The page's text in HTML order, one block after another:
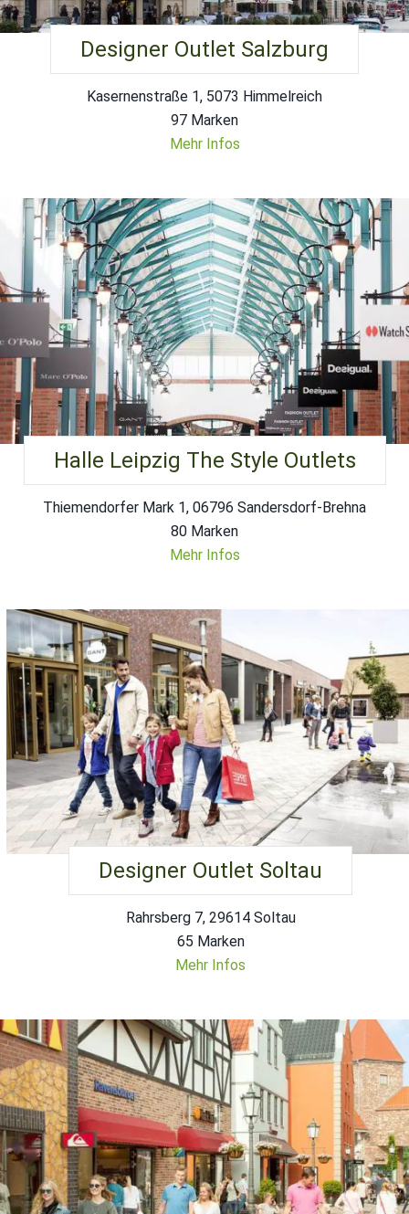
Designer Outlet Salzburg
Kasernenstraße 1, 5073 Himmelreich
97 Marken
Mehr Infos
Halle Leipzig The Style Outlets
Thiemendorfer Mark 1, 06796 Sandersdorf-Brehna
80 Marken
Mehr Infos
Designer Outlet Soltau
Rahrsberg 7, 29614 Soltau
65 Marken
Mehr Infos